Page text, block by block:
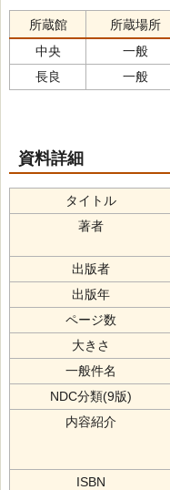
所蔵館 所蔵場所
中央
一般
長良
一般
資料詳細
タイトル
著者
出版者
出版年
ページ数
大きさ
一般件名
NDC分類(9版)
内容紹介
ISBN